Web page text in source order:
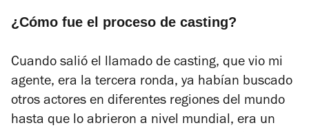
¿Cómo fue el proceso de casting?
Cuando salió el llamado de casting, que vio mi
agente, era la tercera ronda, ya habían buscado
otros actores en diferentes regiones del mundo
hasta que lo abrieron a nivel mundial, era un